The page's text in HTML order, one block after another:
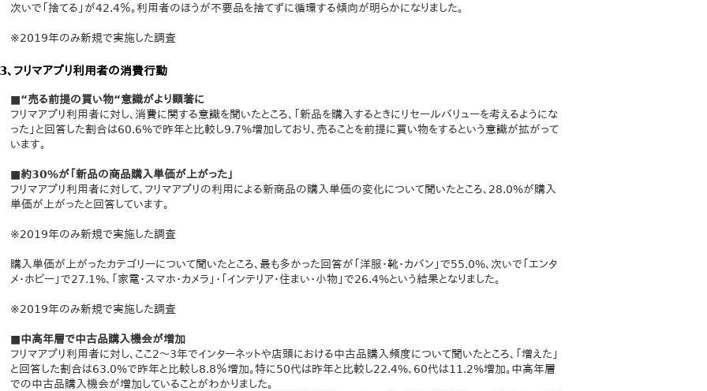
次いで「捨てる」が42.4％。利用者のほうが不要品を捨てずに循環する傾向が明らかになりました。
※2019年のみ新規で実施した調査
3、フリマアプリ利用者の消費行動
■“売る前提の買い物“意識がより顕著に
フリマアプリ利用者に対し、消費に関する意識を聞いたところ、「新品を購入するときにリセールバリューを考えるようにな
った」と回答した割合は60.6%で昨年と比較し9.7%増加しており、売ることを前提に買い物をするという意識が拡がって
います。
■約30%が「新品の商品購入単価が上がった」
フリマアプリ利用者に対して、フリマアプリの利用による新商品の購入単価の変化について聞いたところ、28.0%が購入
単価が上がったと回答しています。
※2019年のみ新規で実施した調査
購入単価が上がったカテゴリーについて聞いたところ、最も多かった回答が「洋服・靴・カバン」で55.0%、次いで「エンタ
メ・ホビー」で27.1%、「家電・スマホ・カメラ」・「インテリア・住まい・小物」で26.4%という結果となりました。
※2019年のみ新規で実施した調査
■中高年層で中古品購入機会が増加
フリマアプリ利用者に対し、ここ2〜3年でインターネットや店頭における中古品購入頻度について聞いたところ、「増えた」
と回答した割合は63.0%で昨年と比較し8.8％増加。特に50代は昨年と比較し22.4%、60代は11.2%増加。中高年層
での中古品購入機会が増加していることがわかりました。